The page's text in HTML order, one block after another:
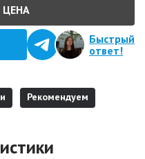
Быстрый
ответ!
Рекомендуем